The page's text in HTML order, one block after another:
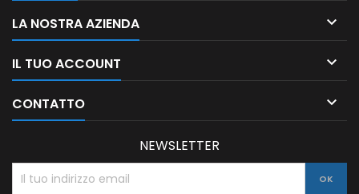
LA NOSTRA AZIENDA 
IL TUO ACCOUNT 
CONTATTO 
NEWSLETTER